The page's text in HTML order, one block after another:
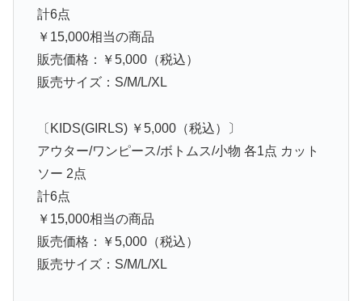
計6点
￥15,000相当の商品
販売価格：￥5,000（税込）
販売サイズ：S/M/L/XL
〔KIDS(GIRLS) ￥5,000（税込）〕
アウター/ワンピース/ボトムス/小物 各1点 カット
ソー 2点
計6点
￥15,000相当の商品
販売価格：￥5,000（税込）
販売サイズ：S/M/L/XL